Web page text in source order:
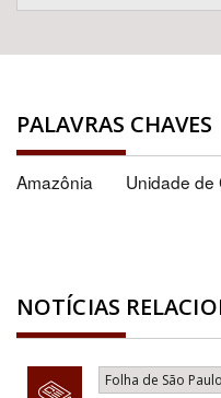
PALAVRAS CHAVES
Amazônia Unidade de
NOTÍCIAS
Folha de São